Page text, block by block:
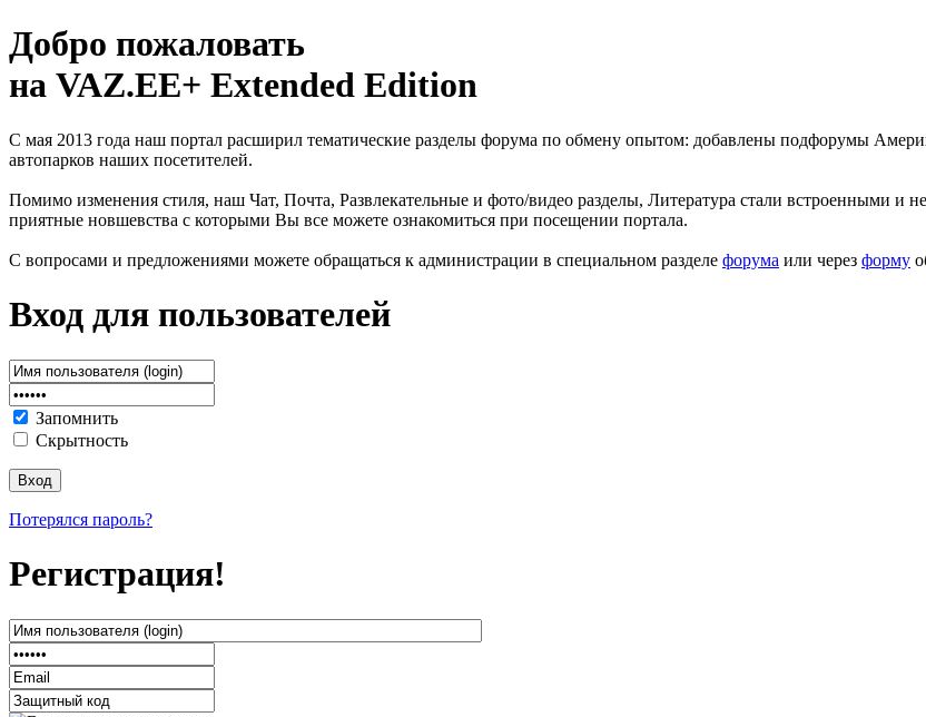
Добро пожаловать
на VAZ.EE+ Extended Edition
С мая 2013 года наш портал расширил тематические разделы форума по обмену опытом: добавлены подфорумы
автопарков наших посетителей.
Помимо изменения стиля, наш Чат, Почта, Развлекательные и фото/видео разделы, Литература стали встроенными и
приятные новшевства с которыми Вы все можете ознакомиться при посещении портала.
С вопросами и предложениями можете обращаться к администрации в специальном разделе форума или через форму
Вход для пользователей
Запомнить
Скрытность
Потерялся пароль?
Регистрация!